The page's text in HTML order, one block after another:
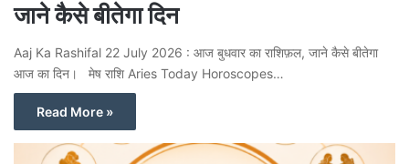
जाने कैसे बीतेगा दिन
Aaj Ka Rashifal 22 July 2026 : आज बुधवार का राशिफ़ल, जाने कैसे बीतेगा
आज का दिन। मेष राशि Aries Today Horoscopes…
Read More »